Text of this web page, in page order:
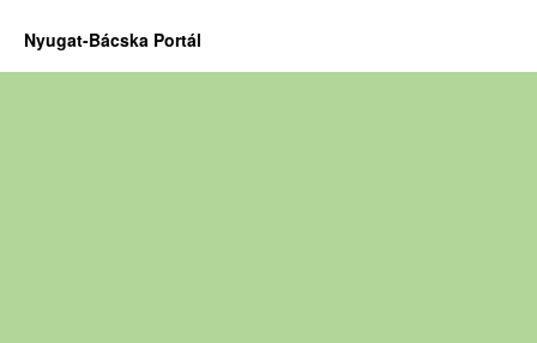
Nyugat-Bácska Portál